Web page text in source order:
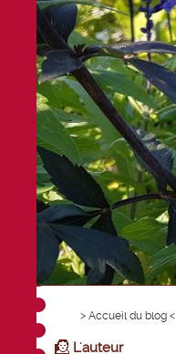
> Accueil du blog <
L'auteur